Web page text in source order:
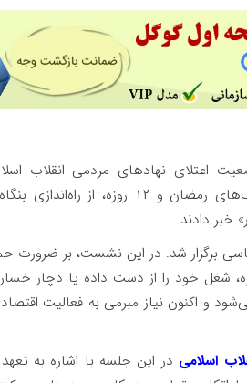
اعتلای نهادهای مردمی انقلاب
غدیرشناسی، در گامی نو برای حمایت از آسیب‌دیدگان جنگ‌های
خبر دادند.
برگزار شد. در این نشست، بر ضرورت
تأکید شد که در جریان جنگ رمضان و جنگ ۱۲ روزه، شغل خود را از دست
و اکنون نیاز مبرمی به فعالیت
اسلامی در این جلسه با اشاره به